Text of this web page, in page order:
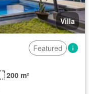
Villa
Featured
200 m²